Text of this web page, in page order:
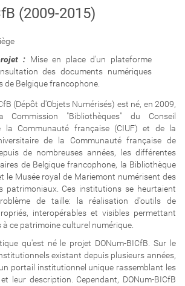
(2009-2015)
: Mise en place d'un plateforme
des documents numériques
de Belgique francophone.
(Dépôt d'Objets Numérisés) est né, en 2009,
"Bibliothèques" du Conseil
la Communauté française (CIUF) et de la
de la Communauté française de
de nombreuses années, les différentes
de Belgique francophone, la Bibliothèque
le Musée royal de Mariemont numérisent des
patrimoniaux. Ces institutions se heurtaient
de taille: la réalisation d'outils de
interopérables et visibles permettant
à ce patrimoine culturel numérique.
qu'est né le projet DONum-BICfB. Sur le
existant depuis plusieurs années,
portail institutionnel unique rassemblant les
leur description. Cependant, DONum-BICfB